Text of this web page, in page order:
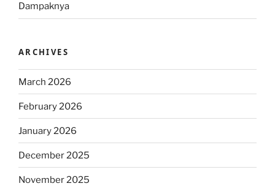
Dampaknya
ARCHIVES
March 2026
February 2026
January 2026
December 2025
November 2025